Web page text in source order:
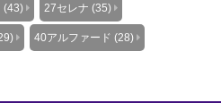
(43) 27セレナ (35)
40アルファード (28)